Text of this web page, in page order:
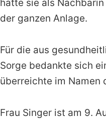
hatte sie als
der ganzen Anlage.
Für die aus
Sorge bedankte sich
überreichte im Namen
Frau Singer ist am 9.